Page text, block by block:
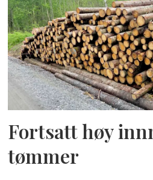
Fortsatt høy
tømmer